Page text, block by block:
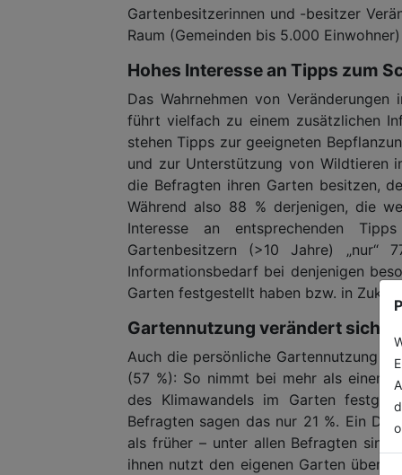
Gartenbesitzerinnen und -besitzer
Raum (Gemeinden bis 5.000
Hohes Interesse an Tipps zum
Das Wahrnehmen von
führt vielfach zu einem zusätzlichen
stehen Tipps zur geeigneten
und zur Unterstützung von Wildtieren
die Befragten ihren Garten besitzen,
Während also 88 % derjenigen, die
Interesse an entsprechenden
Gartenbesitzern (>10 Jahre) „nur“
Informationsbedarf bei denjenigen
Garten festgestellt haben bzw. in
Gartennutzung verändert sich
Auch die persönliche Gartennutzung
(57 %): So nimmt bei mehr als einem
des Klimawandels im Garten
Befragten sagen das nur 21 %. Ein
als früher – unter allen Befragten sind
ihnen nutzt den eigenen Garten über